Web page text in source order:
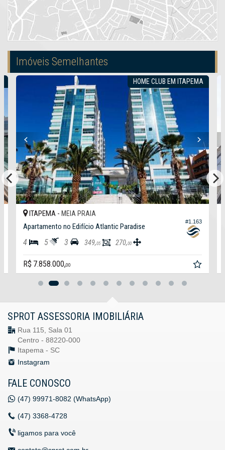
Imóveis Semelhantes
HOME CLUB EM ITAPEMA
#1.163
ITAPEMA - MEIA PRAIA
Apartamento no Edifício Atlantic Paradise
4 5 3 349,05 270,00
R$ 7.858.000,00
SPROT ASSESSORIA IMOBILIÁRIA
Rua 115, Sala 01
Centro - 88220-000
Itapema - SC
Instagram
FALE CONOSCO
(47) 99971-8082 (WhatsApp)
(47) 3368-4728
ligamos para você